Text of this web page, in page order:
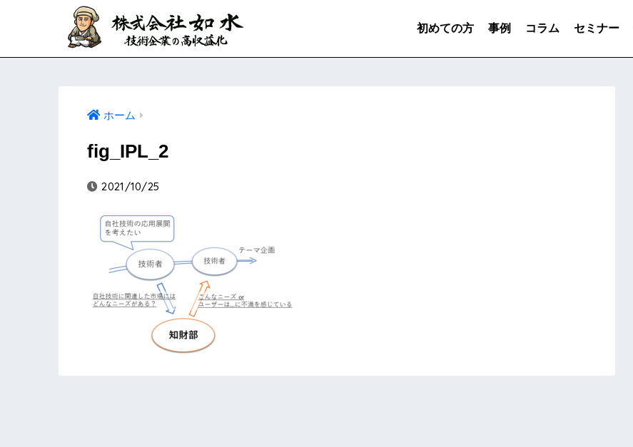
初めての方 事例 コラム セミナー
ホーム
fig_IPL_2
2021/10/25